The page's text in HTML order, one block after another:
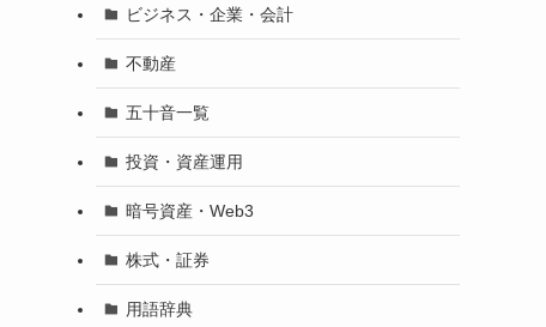
ビジネス・企業・会計
不動産
五十音一覧
投資・資産運用
暗号資産・Web3
株式・証券
用語辞典